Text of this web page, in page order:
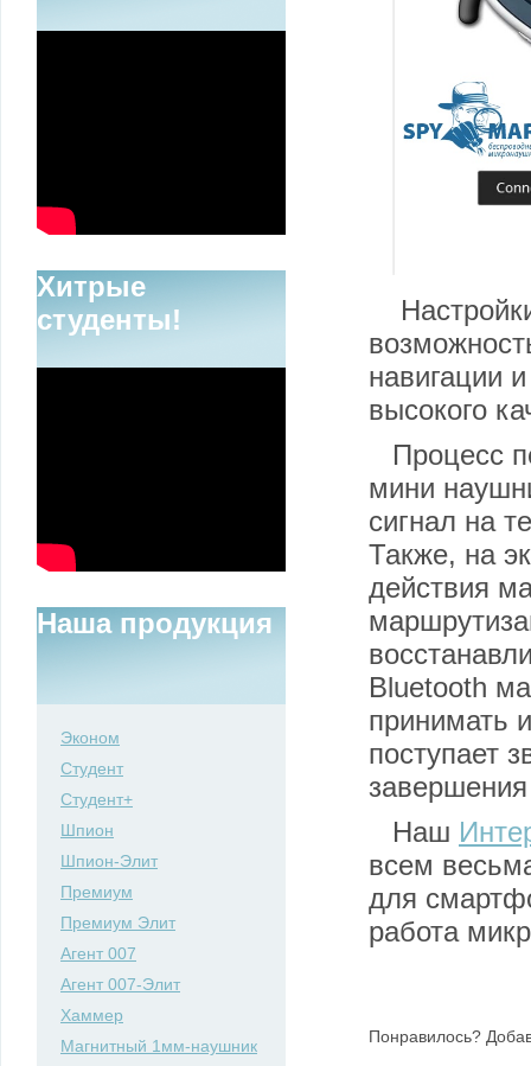
навигации
высокого
Процесс
мини
сигнал на
Также, на
действия
Bluetooth
принимать
поступает
завершения
Наш
всем
для
работа
Понравилось?
Хитрые
студенты!
Наша продукция
Эконом
Студент
Студент+
Шпион
Шпион-Элит
Премиум
Премиум Элит
Агент 007
Агент 007-Элит
Хаммер
Магнитный 1мм-наушник